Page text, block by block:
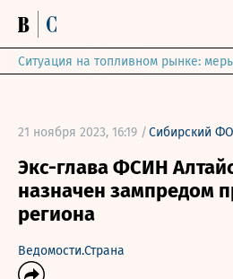
Ситуация на топливном рынке:
21 ноября 2023, 16:19 /Сибирский ФО
Экс-глава ФСИН
назначен зампредом
региона
Ведомости.Страна